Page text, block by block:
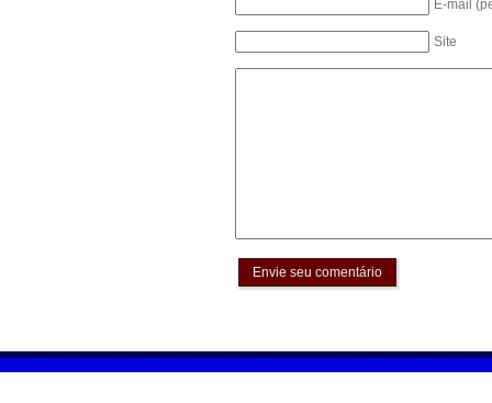
E-mail
Site
Envie seu comentário